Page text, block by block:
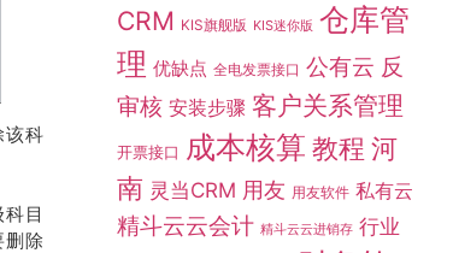
该科
目
删除
CRM KIS旗舰版 KIS迷你版 仓库管
理 优缺点 全电发票接口 公有云 反
审核 安装步骤 客户关系管理
开票接口 成本核算 教程 河
南 灵当CRM 用友 用友软件 私有云
精斗云云会计 精斗云云进销存 行业